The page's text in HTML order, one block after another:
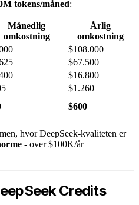
tokens/måned:
Månedlig
omkostning
Årlig
omkostning
$108.000
$67.500
$16.800
$1.260
$600
hvor DeepSeek-kvaliteten er
- over $100K/år
Credits